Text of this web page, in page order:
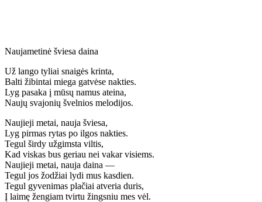
Naujametinė šviesa daina
Už lango tyliai snaigės krinta,
Balti žibintai miega gatvėse nakties.
Lyg pasaka į mūsų namus ateina,
Naujų svajonių švelnios melodijos.
Naujieji metai, nauja šviesa,
Lyg pirmas rytas po ilgos nakties.
Tegul širdy užgimsta viltis,
Kad viskas bus geriau nei vakar visiems.
Naujieji metai, nauja daina —
Tegul jos žodžiai lydi mus kasdien.
Tegul gyvenimas plačiai atveria duris,
Į laimę žengiam tvirtu žingsniu mes vėl.